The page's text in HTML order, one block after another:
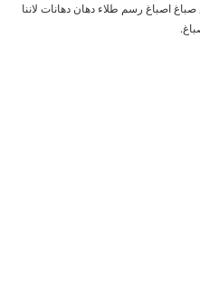
اصباغ رسم طلاء دهان دهانات لاننا